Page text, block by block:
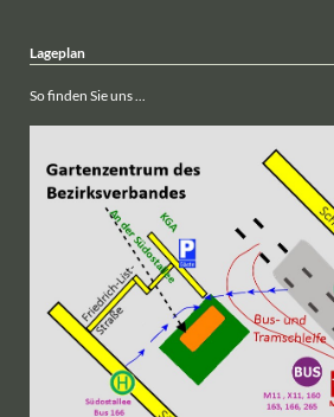
Lageplan
So finden Sie uns ...